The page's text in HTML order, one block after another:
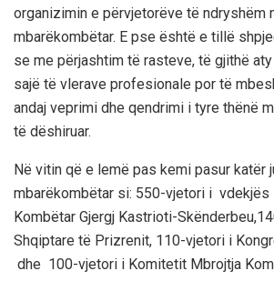
organizimin e përvjetorëve të ndryshëm
mbarëkombëtar. E pse është e tillë
se me përjashtim të rasteve, të gjithë
sajë të vlerave profesionale por të
andaj veprimi dhe qendrimi i tyre thënë
të dëshiruar.
Në vitin që e lemë pas kemi pasur katër
mbarëkombëtar si: 550-vjetori i vdekjës
Kombëtar Gjergj Kastrioti-
Shqiptare të Prizrenit, 110-vjetori i
dhe 100-vjetori i Komitetit Mbrojtja